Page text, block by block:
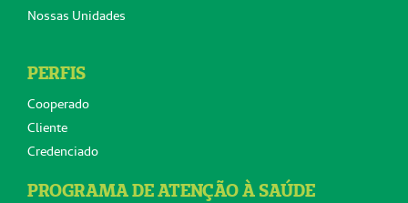
Nossas Unidades
PERFIS
Cooperado
Cliente
Credenciado
PROGRAMA DE ATENÇÃO À SAÚDE